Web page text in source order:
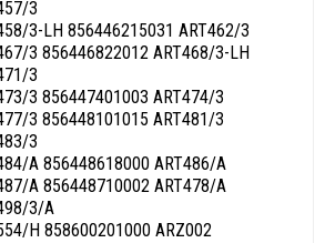
3
3-LH 856446215031 ART462/3
3 856446822012 ART468/3-LH
3
3 856447401003 ART474/3
3 856448101015 ART481/3
3
A 856448618000 ART486/A
A 856448710002 ART478/A
3/A
H 858600201000 ARZ002